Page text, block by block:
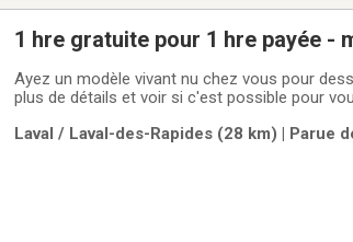
1 hre gratuite pour 1 hre payée -
Ayez un modèle vivant nu chez vous pour
plus de détails et voir si c'est possible pour
Laval / Laval-des-Rapides (28 km) | Parue